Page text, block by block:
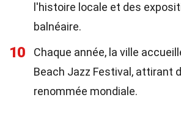
l'histoire locale et des
balnéaire.
10
Chaque année, la ville
Beach Jazz Festival, attirant
renommée mondiale.